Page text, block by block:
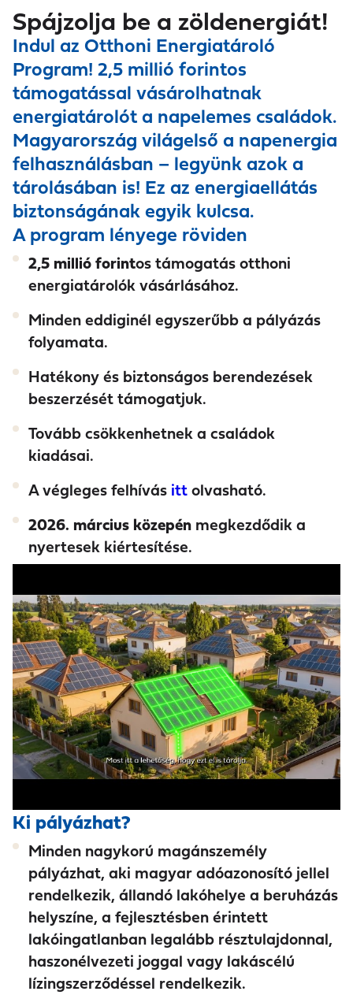
Spájzolja be a zöldenergiát!
Indul az Otthoni Energiatároló
Program! 2,5 millió forintos
támogatással vásárolhatnak
energiatárolót a napelemes családok.
Magyarország világelső a napenergia
felhasználásban – legyünk azok a
tárolásában is! Ez az energiaellátás
biztonságának egyik kulcsa.
A program lényege röviden
2,5 millió forintos támogatás otthoni
energiatárolók vásárlásához.
Minden eddiginél egyszerűbb a pályázás
folyamata.
Hatékony és biztonságos berendezések
beszerzését támogatjuk.
Tovább csökkenhetnek a családok
kiadásai.
A végleges felhívás ittolvasható.
2026. március közepén megkezdődik a
nyertesek kiértesítése.
Ki pályázhat?
Minden nagykorú magánszemély
pályázhat, aki magyar adóazonosító jellel
rendelkezik, állandó lakóhelye a beruházás
helyszíne, a fejlesztésben érintett
lakóingatlanban legalább résztulajdonnal,
haszonélvezeti joggal vagy lakáscélú
lízingszerződéssel rendelkezik.